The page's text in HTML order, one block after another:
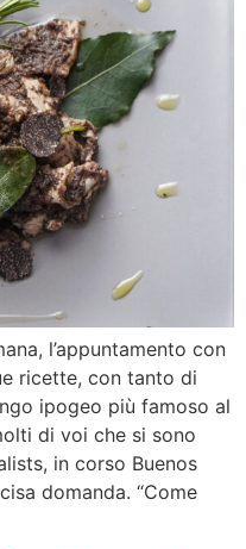
l’appuntamento con
ricette, con tanto di
ipogeo più famoso al
di voi che si sono
in corso Buenos
domanda. “Come